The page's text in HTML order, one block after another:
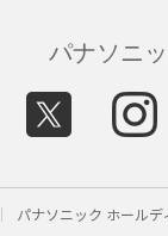
パナソニ
パナソニック ホールデ